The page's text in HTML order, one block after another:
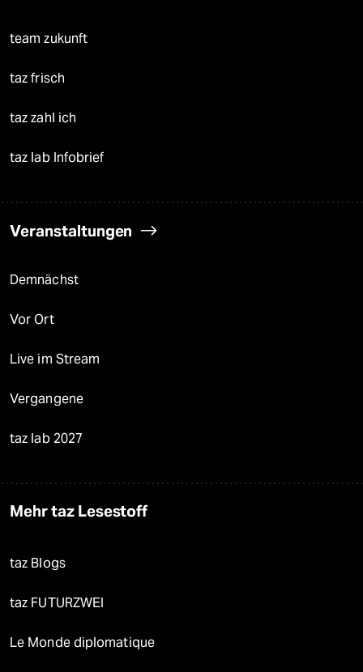
team zukunft
taz frisch
taz zahl ich
taz lab Infobrief
Veranstaltungen
Demnächst
Vor Ort
Live im Stream
Vergangene
taz lab 2027
Mehr taz Lesestoff
taz Blogs
taz FUTURZWEI
Le Monde diplomatique